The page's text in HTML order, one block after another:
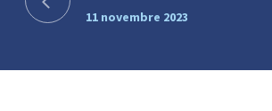
11 novembre 2023